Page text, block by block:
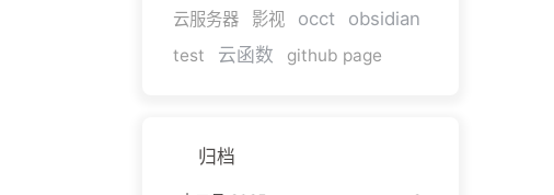
云服务器
影视 occt obsidian
test 云函数 github page
归档